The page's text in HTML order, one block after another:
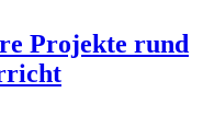
Projekte rund